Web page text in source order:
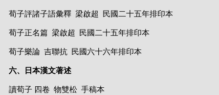
荀子評諸子語彙釋 梁啟超 民國二十五年排印本
荀子正名篇 梁啟超 民國二十五年排印本
荀子樂論 吉聯抗 民國六十六年排印本
六、日本漢文著述
讀荀子 四卷 物雙松 手稿本